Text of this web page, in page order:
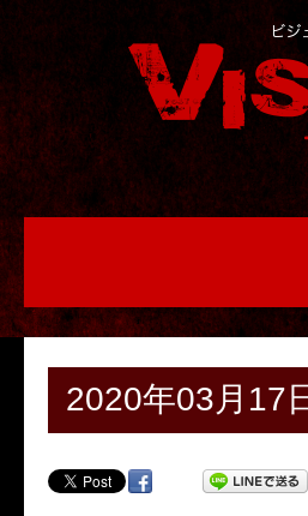
2020年03月17